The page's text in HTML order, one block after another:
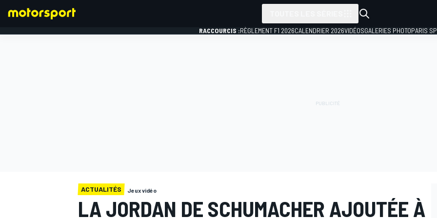
RACCOURCIS :RÈGLEMENT F1 2026CALENDRIER 2026VIDÉOSGALERIES PHOTOPARIS
ACTUALITÉS Jeux vidéo
LA JORDAN DE SCHUMACHER AJOUTÉE À